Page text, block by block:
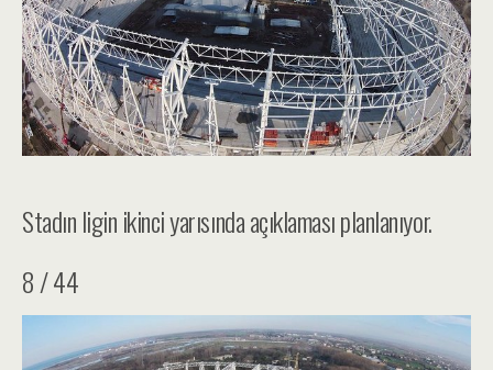
Stadın ligin ikinci yarısında açıklaması planlanıyor.
8 / 44